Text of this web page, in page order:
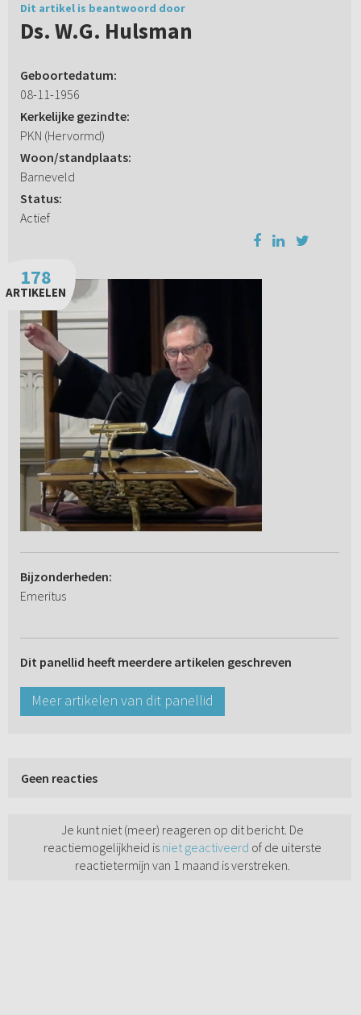
Dit artikel is beantwoord door
Ds. W.G. Hulsman
Geboortedatum:
08-11-1956
Kerkelijke gezindte:
PKN (Hervormd)
Woon/standplaats:
Barneveld
Status:
Actief
178
ARTIKELEN
Bijzonderheden:
Emeritus
Dit panellid heeft meerdere artikelen geschreven
Meer artikelen van dit panellid
Geen reacties
Je kunt niet (meer) reageren op dit bericht. De
reactiemogelijkheid is niet geactiveerd of de uiterste
reactietermijn van 1 maand is verstreken.